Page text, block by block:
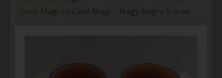
Cseh Magi >> Cseh Magi – Nagy bögre 5 dl-es